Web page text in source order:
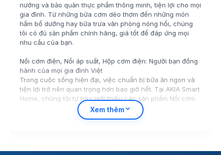
nướng và bảo quản thực phẩm thông minh, tiện lợi cho mọi
gia đình. Từ những bữa cơm dẻo thơm đến những món
hầm bổ dưỡng hay bữa trưa văn phòng nóng hổi, chúng
tôi có đủ sản phẩm chính hãng, giá tốt để đáp ứng mọi
nhu cầu của bạn.
Nồi cơm điện, Nồi áp suất, Hộp cơm điện: Người bạn đồng
hành của mọi gia đình Việt
Trong cuộc sống hiện đại, việc chuẩn bị bữa ăn ngon và
tiện lợi trở nên quan trọng hơn bao giờ hết. Tại AKIA Smart
Home, chúng tôi tự hào giới thiệu các sản phẩm Nồi cơm
điện - Áp suất - Hộp cơm đa dạng, đến từ các thương hiệu
uy tín như Joyoung, AQUA, Bear, giúp bạn tiết kiệm thời
Xem thêm